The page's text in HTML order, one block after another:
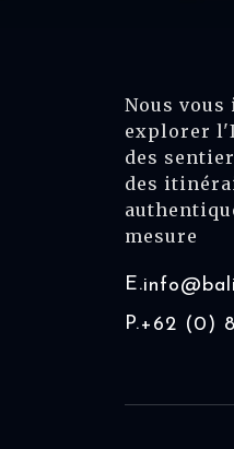
Nous
explorer
des
des
mesure
E.
P.+62 (0)